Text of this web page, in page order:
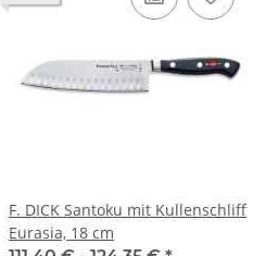
F. DICK Santoku mit Kullenschliff
Eurasia, 18 cm